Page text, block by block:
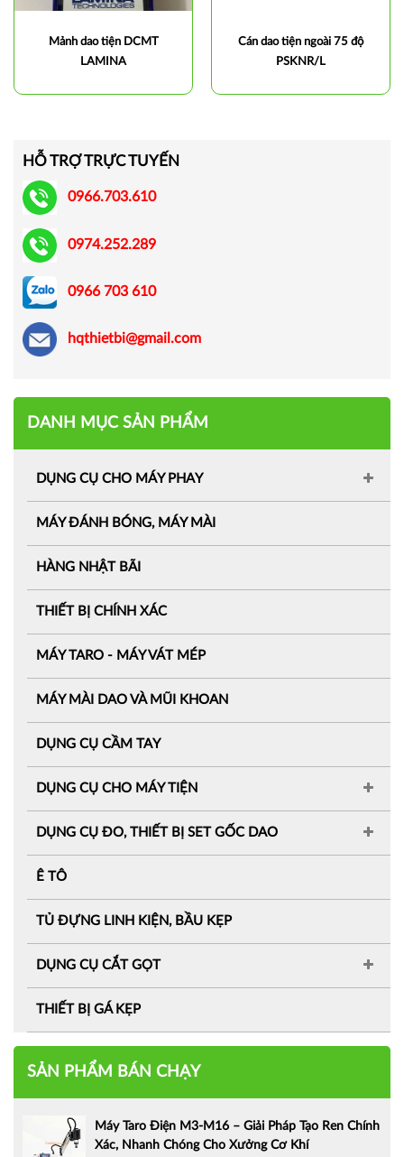
Mảnh dao tiện DCMT
LAMINA
Cán dao tiện ngoài 75 độ
PSKNR/L
HỖ TRỢ TRỰC TUYẾN
0966.703.610
0974.252.289
0966 703 610
hqthietbi@gmail.com
DANH MỤC SẢN PHẨM
DỤNG CỤ CHO MÁY PHAY
MÁY ĐÁNH BÓNG, MÁY MÀI
HÀNG NHẬT BÃI
THIẾT BỊ CHÍNH XÁC
MÁY TARO - MÁY VÁT MÉP
MÁY MÀI DAO VÀ MŨI KHOAN
DỤNG CỤ CẦM TAY
DỤNG CỤ CHO MÁY TIỆN
DỤNG CỤ ĐO, THIẾT BỊ SET GỐC DAO
Ê TÔ
TỦ ĐỰNG LINH KIỆN, BẦU KẸP
DỤNG CỤ CẮT GỌT
THIẾT BỊ GÁ KẸP
SẢN PHẨM BÁN CHẠY
Máy Taro Điện M3-M16 – Giải Pháp Tạo Ren Chính
Xác, Nhanh Chóng Cho Xưởng Cơ Khí